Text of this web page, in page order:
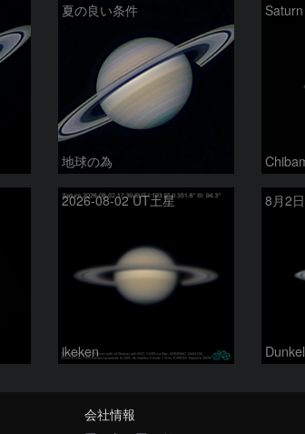
夏の良い条件
地球の為
2026-08-02 UT土星
ikeken
8月2
会社情報